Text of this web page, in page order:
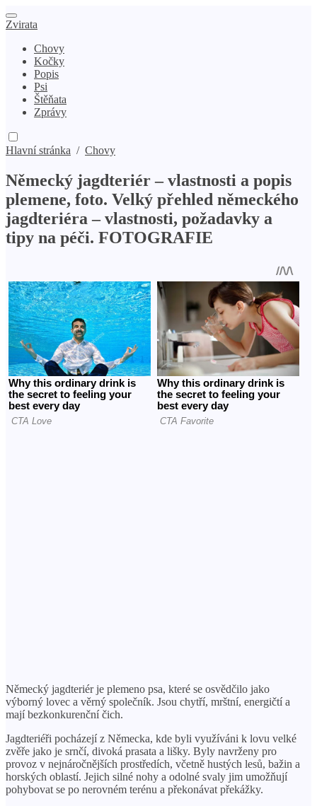
Zvirata
Chovy
Kočky
Popis
Psi
Štěňata
Zprávy
Hlavní stránka / Chovy
Německý jagdteriér – vlastnosti a popis
plemene, foto. Velký přehled německého
jagdteriéra – vlastnosti, požadavky a
tipy na péči. FOTOGRAFIE
Německý jagdteriér je plemeno psa, které se osvědčilo jako
výborný lovec a věrný společník. Jsou chytří, mrštní, energičtí a
mají bezkonkurenční čich.
Jagdteriéři pocházejí z Německa, kde byli využíváni k lovu velké
zvěře jako je srnčí, divoká prasata a lišky. Byly navrženy pro
provoz v nejnáročnějších prostředích, včetně hustých lesů, bažin a
horských oblastí. Jejich silné nohy a odolné svaly jim umožňují
pohybovat se po nerovném terénu a překonávat překážky.